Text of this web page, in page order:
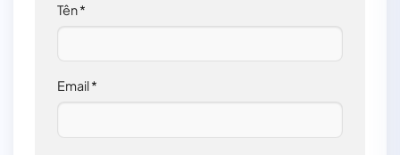
Tên*
Email*